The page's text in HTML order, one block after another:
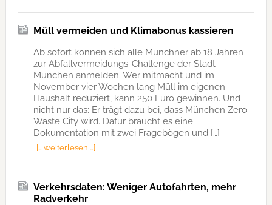
Müll vermeiden und Klimabonus kassieren
Ab sofort können sich alle Münchner ab 18 Jahren
zur Abfallvermeidungs-Challenge der Stadt
München anmelden. Wer mitmacht und im
November vier Wochen lang Müll im eigenen
Haushalt reduziert, kann 250 Euro gewinnen. Und
nicht nur das: Er trägt dazu bei, dass München Zero
Waste City wird. Dafür braucht es eine
Dokumentation mit zwei Fragebögen und […]
[… weiterlesen …]
Verkehrsdaten: Weniger Autofahrten, mehr
Radverkehr